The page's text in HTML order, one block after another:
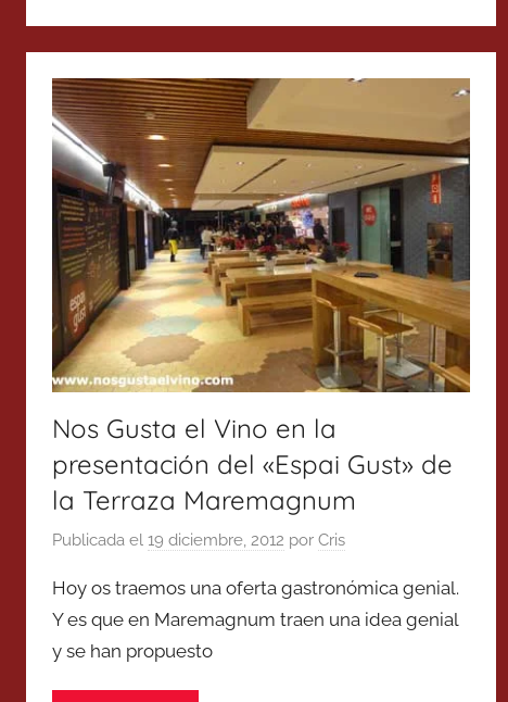
Nos Gusta el Vino en la
presentación del «Espai Gust» de
la Terraza Maremagnum
Publicada el 19 diciembre, 2012 por Cris
Hoy os traemos una oferta gastronómica genial.
Y es que en Maremagnum traen una idea genial
y se han propuesto